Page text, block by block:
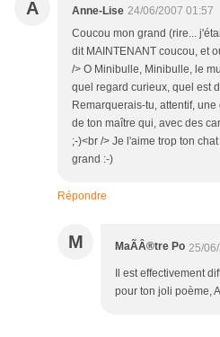
A Anne-Lise 24/06/2007 01:57
Coucou mon grand (rire...
dit MAINTENANT coucou, et
/> O Minibulle, Minibulle, le
quel regard curieux, quel est
Remarquerais-tu, attentif,
de ton maître qui, avec des
;-)<br /> Je l'aime trop ton
grand :-)
Répondre
M MaÃÂ®tre Po 25/
Il est effectivement
pour ton joli poème,